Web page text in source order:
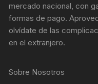
mercado nacional, con
formas de pago.
olvídate de las
en el extranjero.
Sobre Nosotros